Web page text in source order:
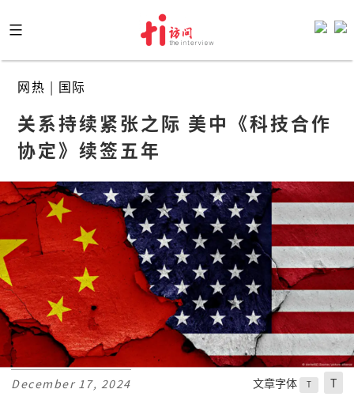
to
content
网热 | 国际
关系持续紧张之际 美中《科技合作
协定》续签五年
December 17, 2024 文章字体 T T